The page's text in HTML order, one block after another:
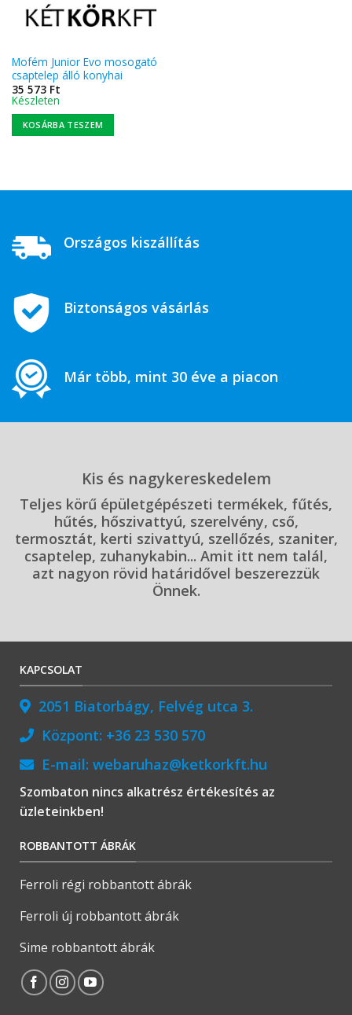
Mofém Junior Evo mosogató
csaptelep álló konyhai
35 573 Ft
Készleten
KOSÁRBA TESZEM
Országos kiszállítás
Biztonságos vásárlás
Már több, mint 30 éve a piacon
Kis és nagykereskedelem
Teljes körű épületgépészeti termékek, fűtés,
hűtés, hőszivattyú, szerelvény, cső,
termosztát, kerti szivattyú, szellőzés, szaniter,
csaptelep, zuhanykabin... Amit itt nem talál,
azt nagyon rövid határidővel beszerezzük
Önnek.
KAPCSOLAT
2051 Biatorbágy, Felvég utca 3.
Központ: +36 23 530 570
E-mail: webaruhaz@ketkorkft.hu
Szombaton nincs alkatrész értékesítés az
üzleteinkben!
ROBBANTOTT ÁBRÁK
Ferroli régi robbantott ábrák
Ferroli új robbantott ábrák
Sime robbantott ábrák